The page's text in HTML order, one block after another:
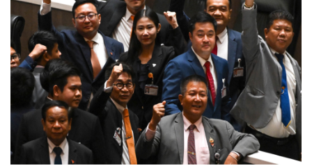
ค้นหา
SHARE TWEET LINE EMAIL